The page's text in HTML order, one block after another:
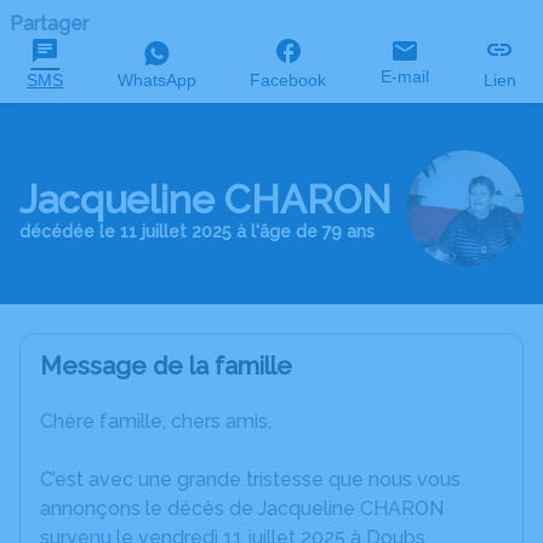
Partager
SMS WhatsApp Facebook E-mail Lien
Jacqueline CHARON
décédée le 11 juillet 2025 à l'âge de 79 ans
Message de la famille
Chère famille, chers amis,
C’est avec une grande tristesse que nous vous
annonçons le décès de Jacqueline CHARON
survenu le vendredi 11 juillet 2025 à Doubs.